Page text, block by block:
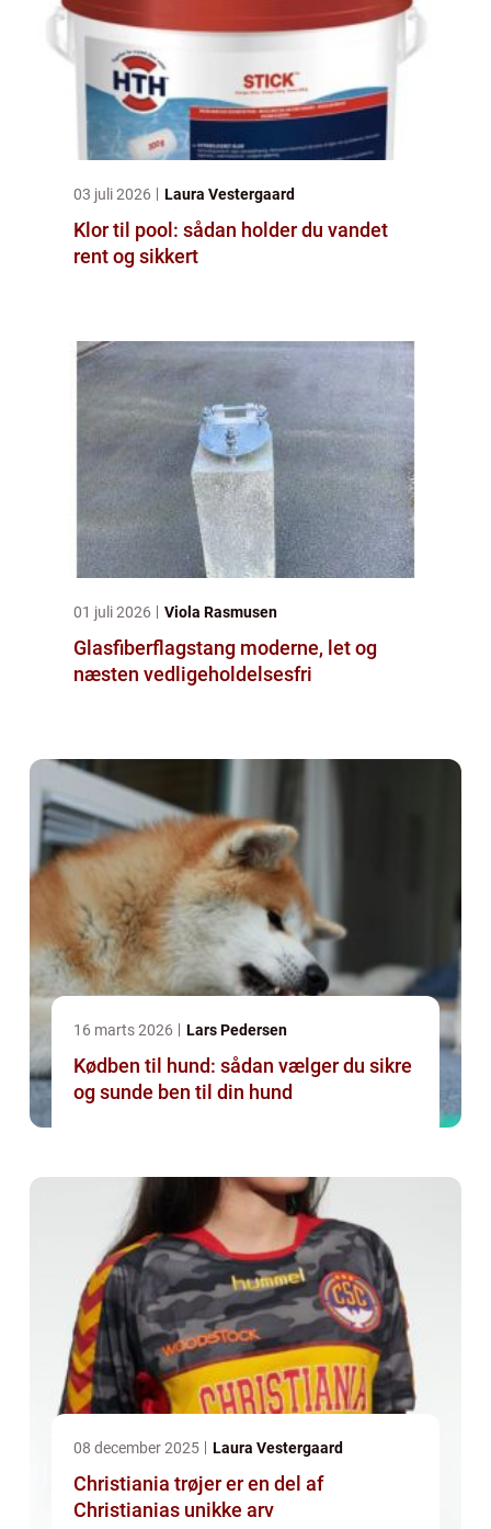
03 juli 2026 Laura Vestergaard
Klor til pool: sådan holder du vandet
rent og sikkert
01 juli 2026 Viola Rasmusen
Glasfiberflagstang moderne, let og
næsten vedligeholdelsesfri
16 marts 2026 Lars Pedersen
Kødben til hund: sådan vælger du sikre
og sunde ben til din hund
08 december 2025 Laura Vestergaard
Christiania trøjer er en del af
Christianias unikke arv